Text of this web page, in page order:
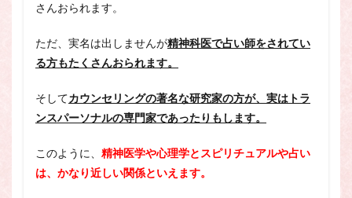
さんおられます。
ただ、実名は出しませんが精神科医で占い師をされてい
る方もたくさんおられます。
そしてカウンセリングの著名な研究家の方が、実はトラ
ンスパーソナルの専門家であったりもします。
このように、 精神医学や心理学とスピリチュアルや占い
は、かなり近しい関係といえます。